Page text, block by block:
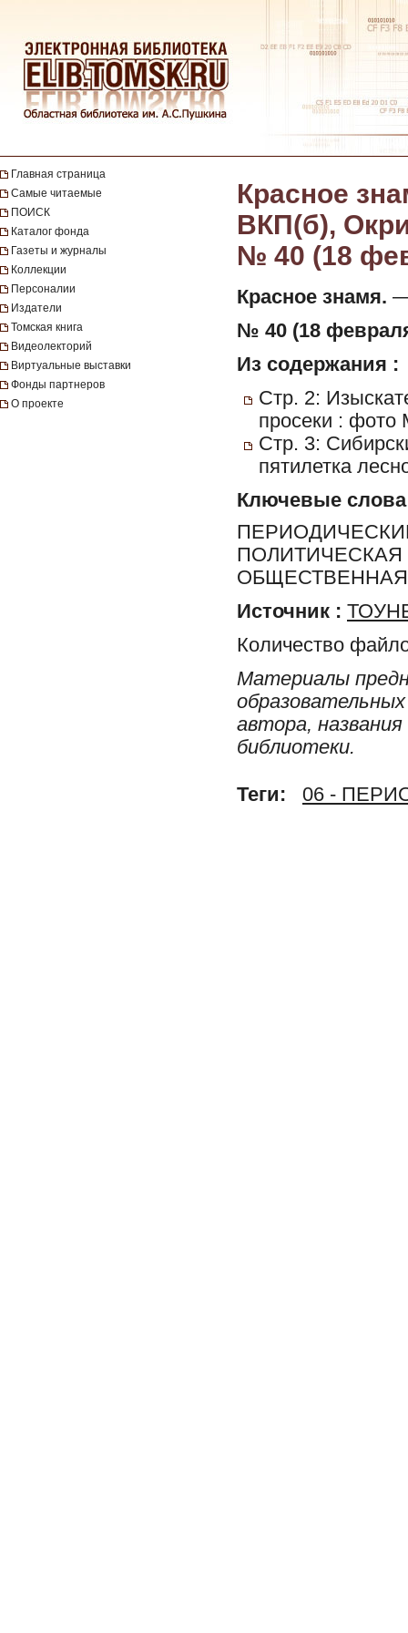
Главная страница
Самые читаемые
ПОИСК
Каталог фонда
Газеты и журналы
Коллекции
Персоналии
Издатели
Томская книга
Видеолекторий
Виртуальные выставки
Фонды партнеров
О проекте
Красное
ВКП(б),
№ 40 (18
Красное знамя. —
№ 40 (18
Из содержания :
Стр. 2:
просеки : фото
Стр. 3:
пятилетка
Ключевые слова
Источник :
Количество
Материалы
автора,
библиотеки.
Теги: 06 -